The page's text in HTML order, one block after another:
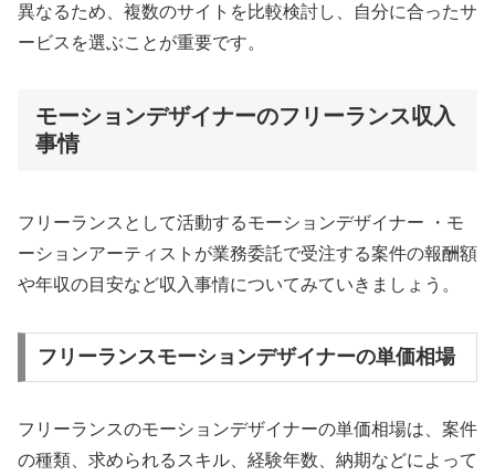
異なるため、複数のサイトを比較検討し、自分に合ったサ
ービスを選ぶことが重要です。
モーションデザイナーのフリーランス収入
事情
フリーランスとして活動するモーションデザイナー ・モ
ーションアーティストが業務委託で受注する案件の報酬額
や年収の目安など収入事情についてみていきましょう。
フリーランスモーションデザイナーの単価相場
フリーランスのモーションデザイナーの単価相場は、案件
の種類、求められるスキル、経験年数、納期などによって